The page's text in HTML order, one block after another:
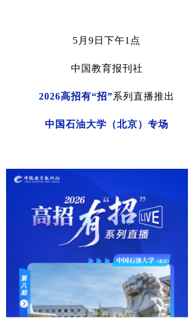
5 月 9 日下午1 点
中国教育报刊社
2026高招有“招”系列直播推出
中国石油大学（北京） 专场